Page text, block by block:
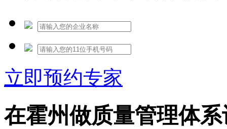
立即预约专家
在霍州做质量管理体